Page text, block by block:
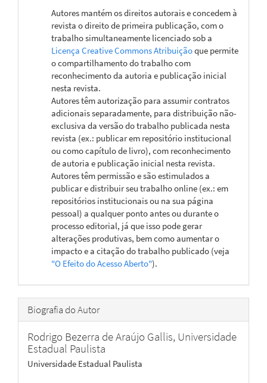
Autores mantém os direitos autorais e concedem à
revista o direito de primeira publicação, com o
trabalho simultaneamente licenciado sob a
Licença Creative Commons Atribuiçãoque permite
o compartilhamento do trabalho com
reconhecimento da autoria e publicação inicial
nesta revista.
Autores têm autorização para assumir contratos
adicionais separadamente, para distribuição não-
exclusiva da versão do trabalho publicada nesta
revista (ex.: publicar em repositório institucional
ou como capítulo de livro), com reconhecimento
de autoria e publicação inicial nesta revista.
Autores têm permissão e são estimulados a
publicar e distribuir seu trabalho online (ex.: em
repositórios institucionais ou na sua página
pessoal) a qualquer ponto antes ou durante o
processo editorial, já que isso pode gerar
alterações produtivas, bem como aumentar o
impacto e a citação do trabalho publicado (veja
"O Efeito do Acesso Aberto").
Biografia do Autor
Rodrigo Bezerra de Araújo Gallis, Universidade
Estadual Paulista
Universidade Estadual Paulista